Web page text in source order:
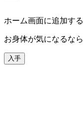
ホーム画面に追加する
お身体が気になるなら
入手